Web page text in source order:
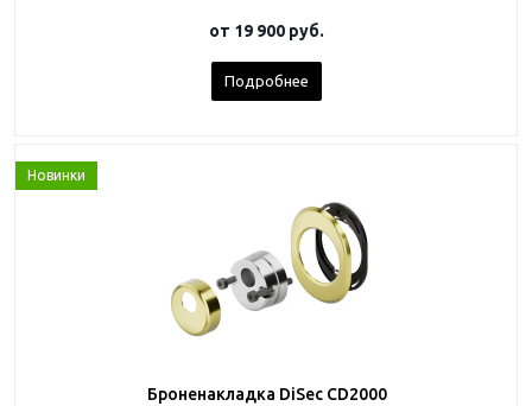
от 19 900 руб.
Подробнее
Новинки
Броненакладка DiSec CD2000